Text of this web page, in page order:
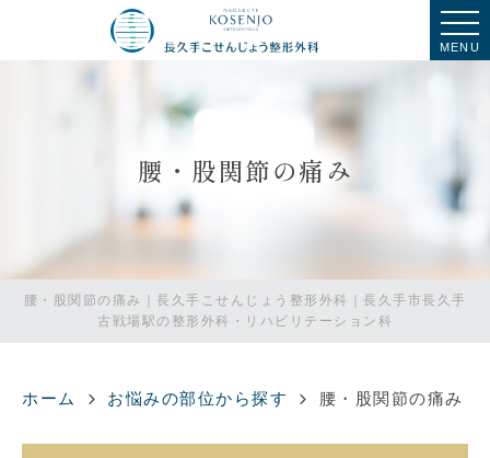
MENU
腰・股関節の痛み
腰・股関節の痛み｜長久手こせんじょう整形外科｜長久手市長久手
古戦場駅の整形外科・リハビリテーション科
ホーム お悩みの部位から探す 腰・股関節の痛み